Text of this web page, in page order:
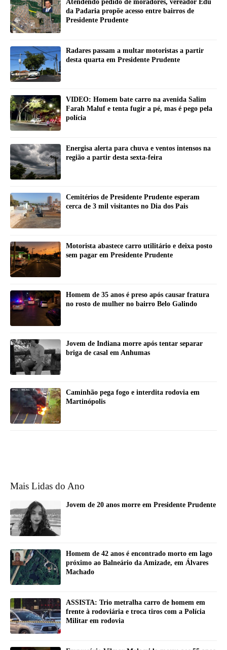
Atendendo pedido de moradores, vereador Edu
da Padaria propõe acesso entre bairros de
Presidente Prudente
Radares passam a multar motoristas a partir
desta quarta em Presidente Prudente
VIDEO: Homem bate carro na avenida Salim
Farah Maluf e tenta fugir a pé, mas é pego pela
polícia
Energisa alerta para chuva e ventos intensos na
região a partir desta sexta-feira
Cemitérios de Presidente Prudente esperam
cerca de 3 mil visitantes no Dia dos Pais
Motorista abastece carro utilitário e deixa posto
sem pagar em Presidente Prudente
Homem de 35 anos é preso após causar fratura
no rosto de mulher no bairro Belo Galindo
Jovem de Indiana morre após tentar separar
briga de casal em Anhumas
Caminhão pega fogo e interdita rodovia em
Martinópolis
Mais Lidas do Ano
Jovem de 20 anos morre em Presidente Prudente
Homem de 42 anos é encontrado morto em lago
próximo ao Balneário da Amizade, em Álvares
Machado
ASSISTA: Trio metralha carro de homem em
frente à rodoviária e troca tiros com a Polícia
Militar em rodovia